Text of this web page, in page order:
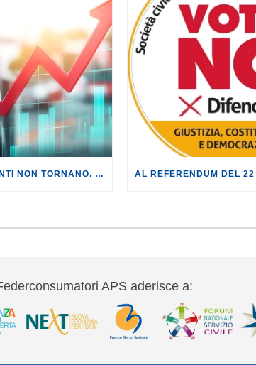
CARBURANTI: I CONTI NON TORNANO. IL TAGLIO DELLE ACCISE ANNULLATO DA AUMENTI FUORI LUOGO.
APS aderisce a: